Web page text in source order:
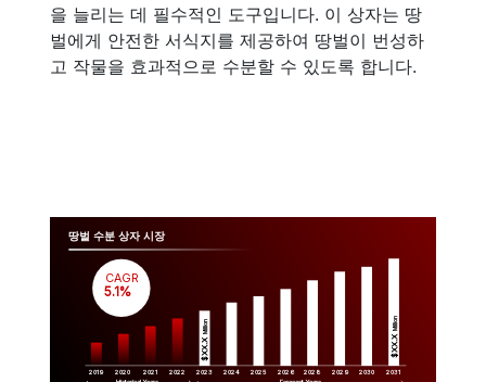
을 늘리는 데 필수적인 도구입니다. 이 상자는 땅
벌에게 안전한 서식지를 제공하여 땅벌이 번성하
고 작물을 효과적으로 수분할 수 있도록 합니다.
땅벌 수분 상자 시장
2019 2020 2021 2022 2023 2024 2025 2026 2028 2029 2030 2031
$XX.X
Million
$XX.X
Million
CAGR
5.1%